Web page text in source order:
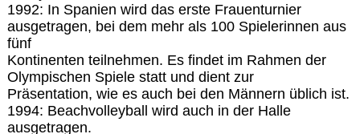
1992: In Spanien wird das erste Frauenturnier
ausgetragen, bei dem mehr als 100 Spielerinnen aus
fünf
Kontinenten teilnehmen. Es findet im Rahmen der
Olympischen Spiele statt und dient zur
Präsentation, wie es auch bei den Männern üblich ist.
1994: Beachvolleyball wird auch in der Halle
ausgetragen.